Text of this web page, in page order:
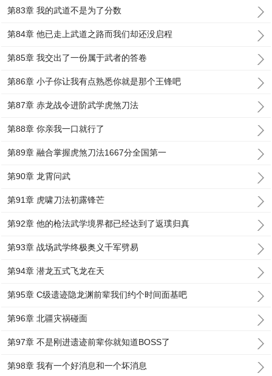
第83章 我的武道不是为了分数
第84章 他已走上武道之路而我们却还没启程
第85章 我交出了一份属于武者的答卷
第86章 小子你让我有点熟悉你就是那个王锋吧
第87章 赤龙战令进阶武学虎煞刀法
第88章 你亲我一口就行了
第89章 融合掌握虎煞刀法1667分全国第一
第90章 龙霄问武
第91章 虎啸刀法初露锋芒
第92章 他的枪法武学境界都已经达到了返璞归真
第93章 战场武学终极奥义千军劈易
第94章 潜龙五式飞龙在天
第95章 C级遗迹隐龙渊前辈我们约个时间面基吧
第96章 北疆灾祸碰面
第97章 不是刚进遗迹前辈你就知道BOSS了
第98章 我有一个好消息和一个坏消息